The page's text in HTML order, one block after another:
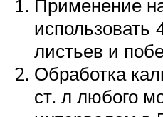
Применение
использовать
листьев и
Обработка
ст. л любого